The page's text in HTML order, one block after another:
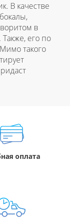
В качестве
в
его по
такого
оплата